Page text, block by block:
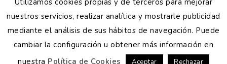
Aviso Legal |Política de Privacidad|Política de Cookies
Copyright 2020 /Work Artesanal
Utilizamos cookies propias y de terceros para mejorar
nuestros servicios, realizar analítica y mostrarle publicidad
mediante el análisis de sus hábitos de navegación. Puede
cambiar la configuración u obtener más información en
nuestra Política de Cookies Aceptar Rechazar